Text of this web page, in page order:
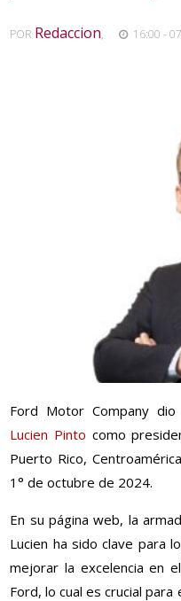
POR Redaccion, 16:00 -
Ford Motor Company
Lucien Pinto como
Puerto Rico,
1° de octubre de 2024.
En su página web, la
Lucien ha sido clave para
mejorar la excelencia en
Ford, lo cual es crucial